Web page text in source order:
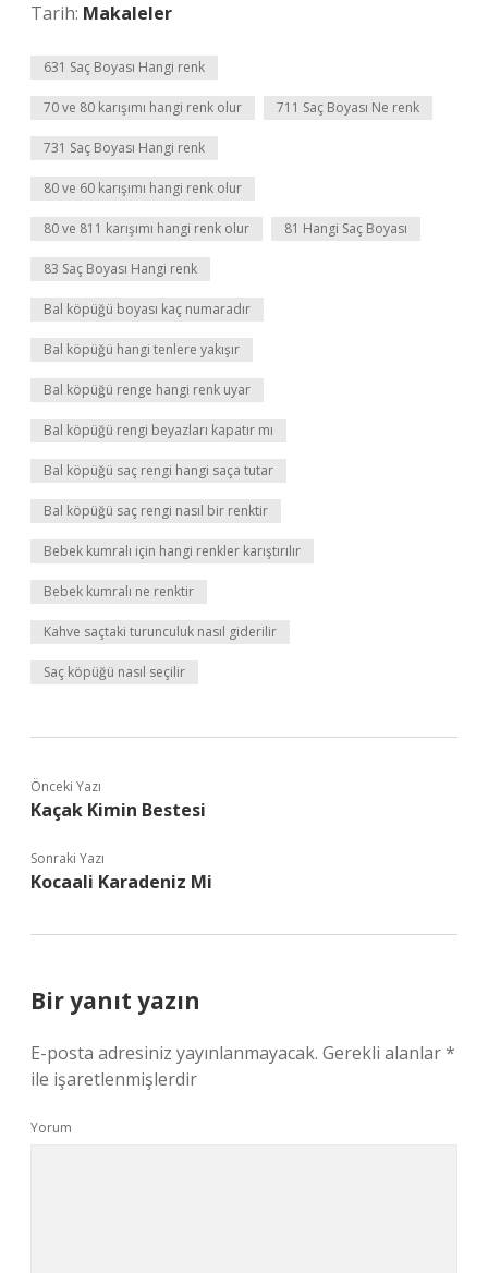
Tarih: Makaleler
631 Saç Boyası Hangi renk
70 ve 80 karışımı hangi renk olur 711 Saç Boyası Ne renk
731 Saç Boyası Hangi renk
80 ve 60 karışımı hangi renk olur
80 ve 811 karışımı hangi renk olur 81 Hangi Saç Boyası
83 Saç Boyası Hangi renk
Bal köpüğü boyası kaç numaradır
Bal köpüğü hangi tenlere yakışır
Bal köpüğü renge hangi renk uyar
Bal köpüğü rengi beyazları kapatır mı
Bal köpüğü saç rengi hangi saça tutar
Bal köpüğü saç rengi nasıl bir renktir
Bebek kumralı için hangi renkler karıştırılır
Bebek kumralı ne renktir
Kahve saçtaki turunculuk nasıl giderilir
Saç köpüğü nasıl seçilir
Önceki Yazı
Kaçak Kimin Bestesi
Sonraki Yazı
Kocaali Karadeniz Mi
Bir yanıt yazın
E-posta adresiniz yayınlanmayacak. Gerekli alanlar*
ile işaretlenmişlerdir
Yorum